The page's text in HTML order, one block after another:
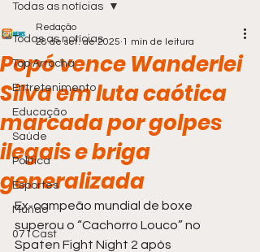
Todas as notícias
Top Arrocha
Entretenimento
Educação
Saúde
Política
Esportes
Mundo
071Cast
Todas as notícias
Popó vence Wanderlei
Silva em luta caótica
marcada por golpes
ilegais e briga
generalizada
Redação
28 de set. de 2025 1 min de leitura
Ex-campeão mundial de boxe
superou o “Cachorro Louco” no
Spaten Fight Night 2 após